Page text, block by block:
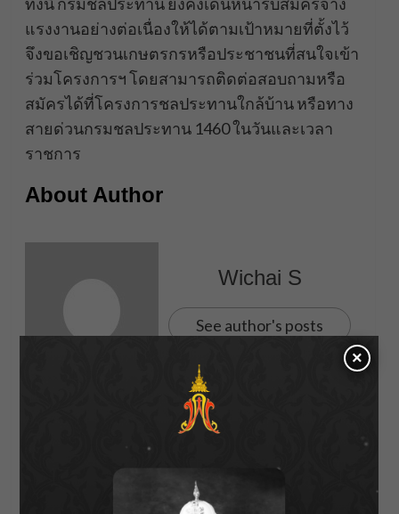
แรงงานอย่างต่อเนื่องให้ได้ตามเป้าหมายที่ตั้งไว้
จึงขอเชิญชวนเกษตรกรหรือประชาชนที่สนใจเข้า
ร่วมโครงการฯ โดยสามารถติดต่อสอบถามหรือ
สมัครได้ที่โครงการชลประทานใกล้บ้าน หรือทาง
สายด่วนกรมชลประทาน 1460 ในวันและเวลา
ราชการ
About Author
Wichai S
See author's posts
navigation
“เปิดกองวิก 3” ชวนดูเบื้องหลัง “พยัคฆ์ร้ายซ่อนลาย”
“ไอซ์ – แยม” ทุ่มสุดตัว โชว์ลีลาบู๊สนั่นลั่นกอง!
×